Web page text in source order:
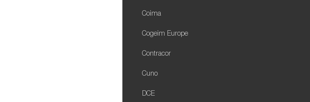
Coima
Cogeim Europe
Contracor
Cuno
DCE